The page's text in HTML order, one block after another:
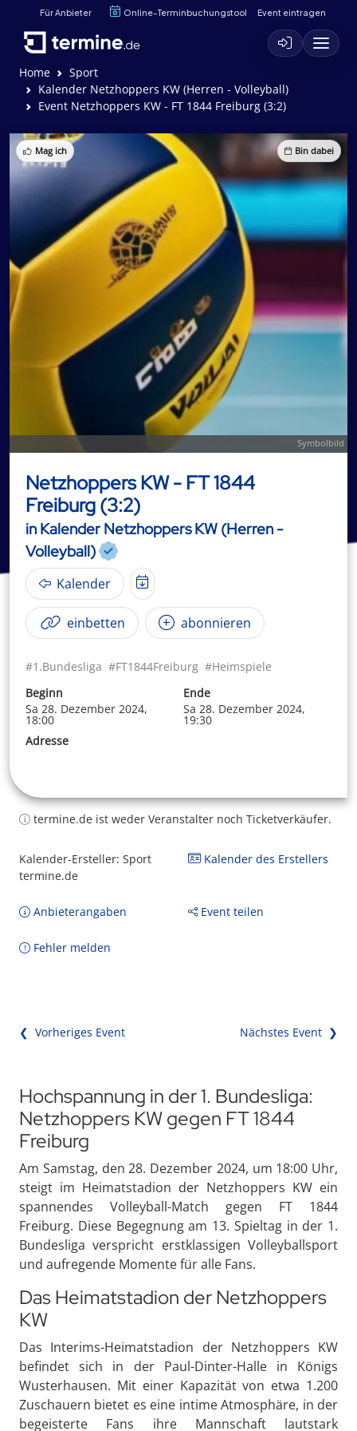
Für Anbieter Online-Terminbuchungstool Event eintragen
Home
Sport
Kalender Netzhoppers KW (Herren - Volleyball)
Event Netzhoppers KW - FT 1844 Freiburg (3:2)
Mag ich Bin dabei
Symbolbild
Netzhoppers KW - FT 1844
Freiburg (3:2)
in Kalender Netzhoppers KW (Herren -
Volleyball)
Kalender
einbetten abonnieren
#1.Bundesliga #FT1844Freiburg #Heimspiele
Beginn
Sa 28. Dezember 2024,
18:00
Ende
Sa 28. Dezember 2024,
19:30
Adresse
termine.de ist weder Veranstalter noch Ticketverkäufer.
Kalender-Ersteller: Sport
termine.de
Kalender des Erstellers
Anbieterangaben Event teilen
Fehler melden
❮ Vorheriges Event Nächstes Event ❯
Hochspannung in der 1. Bundesliga:
Netzhoppers KW gegen FT 1844
Freiburg
Am Samstag, den 28. Dezember 2024, um 18:00 Uhr,
steigt im Heimatstadion der Netzhoppers KW ein
spannendes Volleyball-Match gegen FT 1844
Freiburg. Diese Begegnung am 13. Spieltag in der 1.
Bundesliga verspricht erstklassigen Volleyballsport
und aufregende Momente für alle Fans.
Das Heimatstadion der Netzhoppers
KW
Das Interims-Heimatstadion der Netzhoppers KW
befindet sich in der Paul-Dinter-Halle in Königs
Wusterhausen. Mit einer Kapazität von etwa 1.200
Zuschauern bietet es eine intime Atmosphäre, in der
begeisterte Fans ihre Mannschaft lautstark